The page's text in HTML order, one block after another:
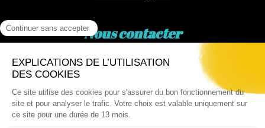
Nous contacter
02 62 81 77 60
Via email : artotheque@cg974.fr